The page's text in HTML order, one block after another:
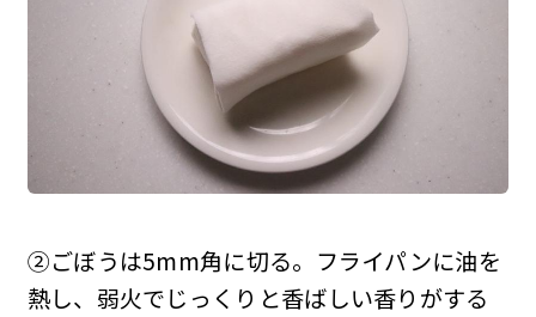
②ごぼうは5mm角に切る。フライパンに油を
熱し、弱火でじっくりと香ばしい香りがする